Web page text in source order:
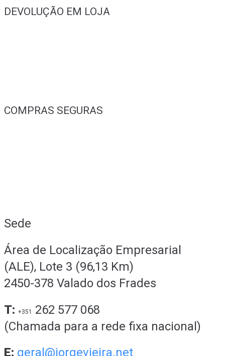
DEVOLUÇÃO EM LOJA
COMPRAS SEGURAS
Sede
Área de Localização Empresarial
(ALE), Lote 3 (96,13 Km)
2450-378 Valado dos Frades
T: +351
262 577 068
(Chamada para a rede fixa nacional)
E: geral@jorgevieira.net